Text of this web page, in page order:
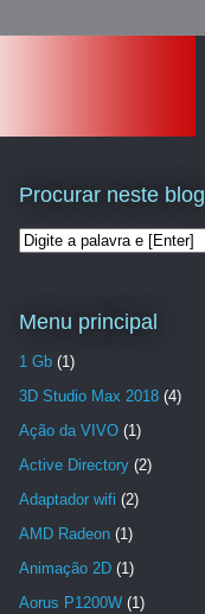
Procurar neste blog
Menu principal
1 Gb (1)
3D Studio Max 2018 (4)
Ação da VIVO (1)
Active Directory (2)
Adaptador wifi (2)
AMD Radeon (1)
Animação 2D (1)
Aorus P1200W (1)